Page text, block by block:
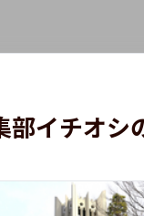
部イチオシ